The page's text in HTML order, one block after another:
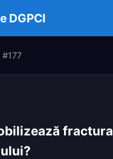
DGPCI
#177
fractura